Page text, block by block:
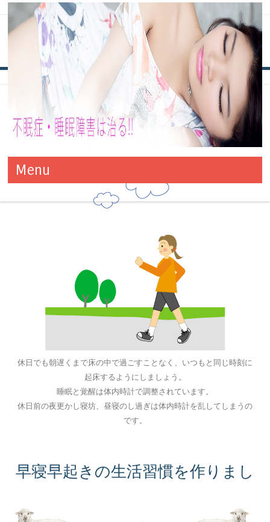
不眠症・睡眠障害は治る!! 改善
と対策方法
す！！
Menu
タグ別アーカイブ: 体内時計
毎日同じ時刻に起床しましょう
休日でも朝遅くまで床の中で過ごすことなく、いつもと同じ時刻に
起床するようにしましょう。
睡眠と覚醒は体内時計で調整されています。
休日前の夜更かし寝坊、昼寝のし過ぎは体内時計を乱してしまうの
です。
早寝早起きの生活習慣を作りまし